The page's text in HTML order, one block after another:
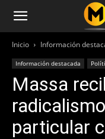
Inicio Información
Información destacada
Massa
particular